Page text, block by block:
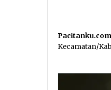
Kecamatan/